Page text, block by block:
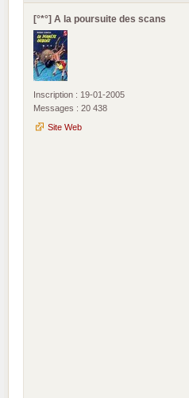
[°*°] A la poursuite des scans
Inscription : 19-01-2005
Messages : 20 438
Site Web